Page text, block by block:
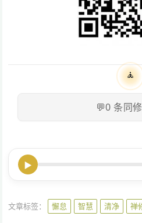
🧘
💬0 条同
▶
文章标签： 懈怠 智慧 清净 禅